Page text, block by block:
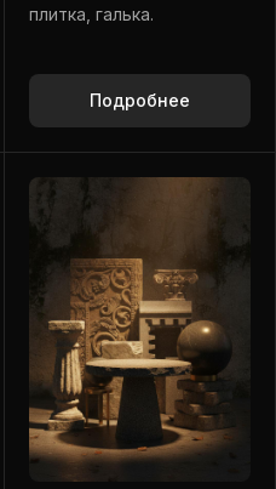
плитка, галька.
Подробнее